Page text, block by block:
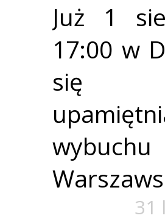
Już 1
17:00 w
się
31